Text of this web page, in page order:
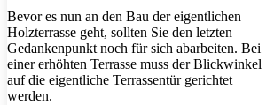
Bevor es nun an den Bau der eigentlichen
Holzterrasse geht, sollten Sie den letzten
Gedankenpunkt noch für sich abarbeiten. Bei
einer erhöhten Terrasse muss der Blickwinkel
auf die eigentliche Terrassentür gerichtet
werden.